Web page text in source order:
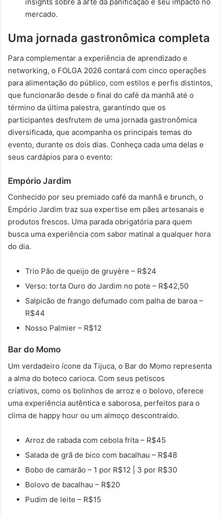
insights sobre a arte da panificação e seu impacto no
mercado.
Uma jornada gastronômica completa
Para complementar a experiência de aprendizado e
networking, o FOLGA 2026 contará com cinco operações
para alimentação do público, com estilos e perfis distintos,
que funcionarão desde o final do café da manhã até o
término da última palestra, garantindo que os
participantes desfrutem de uma jornada gastronômica
diversificada, que acompanha os principais temas do
evento, durante os dois dias. Conheça cada uma delas e
seus cardápios para o evento:
Empório Jardim
Conhecido por seu premiado café da manhã e brunch, o
Empório Jardim traz sua expertise em pães artesanais e
produtos frescos. Uma parada obrigatória para quem
busca uma experiência com sabor matinal a qualquer hora
do dia.
Trio Pão de queijo de gruyère – R$24
Verso: torta Ouro do Jardim no pote – R$42,50
Salpicão de frango defumado com palha de baroa –
R$44
Nosso Palmier – R$12
Bar do Momo
Um verdadeiro ícone da Tijuca, o Bar do Momo representa
a alma do boteco carioca. Com seus petiscos
criativos, como os bolinhos de arroz e o bolovo, oferece
uma experiência autêntica e saborosa, perfeitos para o
clima de happy hour ou um almoço descontraído.
Arroz de rabada com cebola frita – R$45
Salada de grã de bico com bacalhau – R$48
Bobo de camarão – 1 por R$12
3 por R$30
Bolovo de bacalhau – R$20
Pudim de leite – R$15